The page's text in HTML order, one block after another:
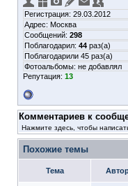
Регистрация: 29.03.2012
Адрес: Москва
Сообщений: 298
Поблагодарил: 44 раз(а)
Поблагодарили 45 раз(а)
Фотоальбомы: не добавлял
Репутация: 13
Комментариев к
Нажмите здесь, чтобы
Похожие темы
Тема